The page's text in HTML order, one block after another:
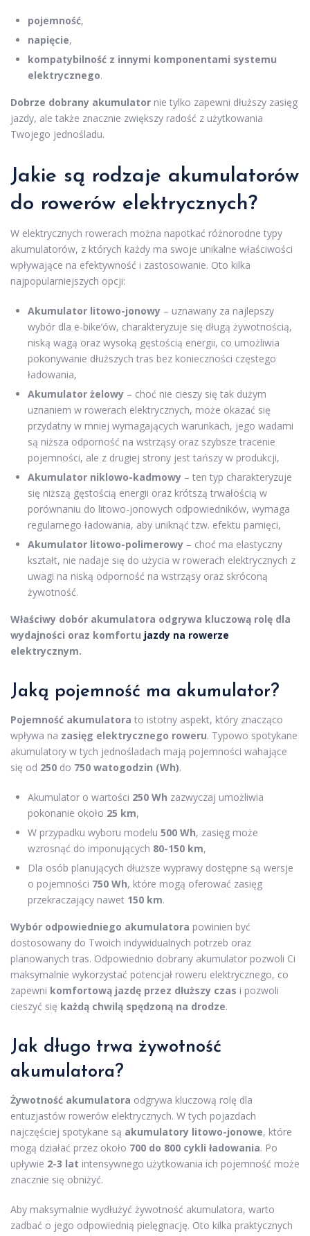
pojemność,
napięcie,
kompatybilność z innymi komponentami systemu
elektrycznego.
Dobrze dobrany akumulator nie tylko zapewni dłuższy zasięg
jazdy, ale także znacznie zwiększy radość z użytkowania
Twojego jednośladu.
Jakie są rodzaje akumulatorów
do rowerów elektrycznych?
W elektrycznych rowerach można napotkać różnorodne typy
akumulatorów, z których każdy ma swoje unikalne właściwości
wpływające na efektywność i zastosowanie. Oto kilka
najpopularniejszych opcji:
Akumulator litowo-jonowy – uznawany za najlepszy
wybór dla e-bike’ów, charakteryzuje się długą żywotnością,
niską wagą oraz wysoką gęstością energii, co umożliwia
pokonywanie dłuższych tras bez konieczności częstego
ładowania,
Akumulator żelowy – choć nie cieszy się tak dużym
uznaniem w rowerach elektrycznych, może okazać się
przydatny w mniej wymagających warunkach, jego wadami
są niższa odporność na wstrząsy oraz szybsze tracenie
pojemności, ale z drugiej strony jest tańszy w produkcji,
Akumulator niklowo-kadmowy – ten typ charakteryzuje
się niższą gęstością energii oraz krótszą trwałością w
porównaniu do litowo-jonowych odpowiedników, wymaga
regularnego ładowania, aby uniknąć tzw. efektu pamięci,
Akumulator litowo-polimerowy – choć ma elastyczny
kształt, nie nadaje się do użycia w rowerach elektrycznych z
uwagi na niską odporność na wstrząsy oraz skróconą
żywotność.
Właściwy dobór akumulatora odgrywa kluczową rolę dla
wydajności oraz komfortu jazdy na rowerze
elektrycznym.
Jaką pojemność ma akumulator?
Pojemność akumulatora to istotny aspekt, który znacząco
wpływa na zasięg elektrycznego roweru. Typowo spotykane
akumulatory w tych jednośladach mają pojemności wahające
się od 250 do 750 watogodzin (Wh).
Akumulator o wartości 250 Wh zazwyczaj umożliwia
pokonanie około 25 km,
W przypadku wyboru modelu 500 Wh, zasięg może
wzrosnąć do imponujących 80-150 km,
Dla osób planujących dłuższe wyprawy dostępne są wersje
o pojemności 750 Wh, które mogą oferować zasięg
przekraczający nawet 150 km.
Wybór odpowiedniego akumulatora powinien być
dostosowany do Twoich indywidualnych potrzeb oraz
planowanych tras. Odpowiednio dobrany akumulator pozwoli Ci
maksymalnie wykorzystać potencjał roweru elektrycznego, co
zapewni komfortową jazdę przez dłuższy czas i pozwoli
cieszyć się każdą chwilą spędzoną na drodze.
Jak długo trwa żywotność
akumulatora?
Żywotność akumulatora odgrywa kluczową rolę dla
entuzjastów rowerów elektrycznych. W tych pojazdach
najczęściej spotykane są akumulatory litowo-jonowe, które
mogą działać przez około 700 do 800 cykli ładowania. Po
upływie 2-3 lat intensywnego użytkowania ich pojemność może
znacznie się obniżyć.
Aby maksymalnie wydłużyć żywotność akumulatora, warto
zadbać o jego odpowiednią pielęgnację. Oto kilka praktycznych